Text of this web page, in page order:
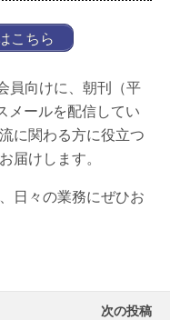
こちら
員向けに、朝刊（平
メールを配信してい
に関わる方に役立つ
届けします。
日々の業務にぜひお
次の投稿